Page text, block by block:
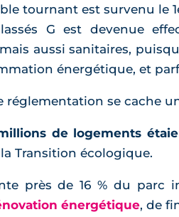
tournant est survenu le
G est devenue
aussi sanitaires,
énergétique, et
réglementation se cache
de logements
Transition écologique.
près de 16 % du parc
énergétique, de